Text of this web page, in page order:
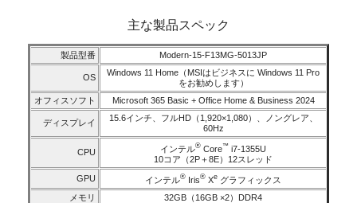
主な製品スペック
製品型番 Modern-15-F13MG-5013JP
OS
Windows 11 Home（MSIはビジネスに Windows 11 Pro
をお勧めします）
オフィスソフト
Microsoft 365 Basic + Office Home & Business 2024
ディスプレイ
15.6インチ、フルHD（1,920×1,080）、ノングレア、
60Hz
CPU インテル® Core™ i7-1355U
10コア（2P＋8E）12スレッド
GPU インテル® Iris® Xe グラフィックス
メモリ
32GB（16GB ×2）DDR4